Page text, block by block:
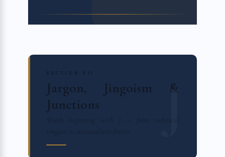
SECTION VII
Jargon, Jingoism &
Junctions
Words beginning with J — from technical
tongues to nationalistic fervor